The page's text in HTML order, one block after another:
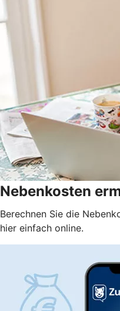
Nebenkosten
Berechnen Sie die
hier einfach online.